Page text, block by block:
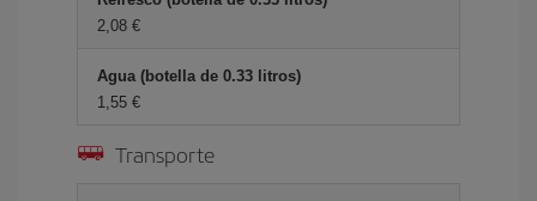
2,08
Agua (botella de 0.33 litros)
1,55
Transporte